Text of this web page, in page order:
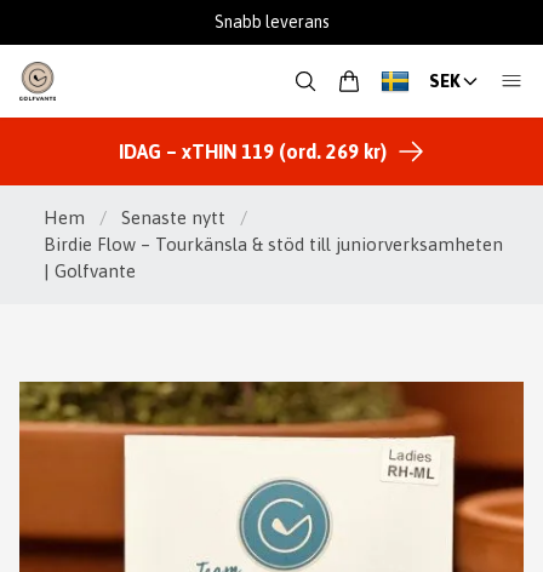
Snabb leverans
SEK
IDAG – xTHIN 119 (ord. 269 kr)
Hem / Senaste nytt
/
Birdie Flow – Tourkänsla & stöd till juniorverksamheten
| Golfvante